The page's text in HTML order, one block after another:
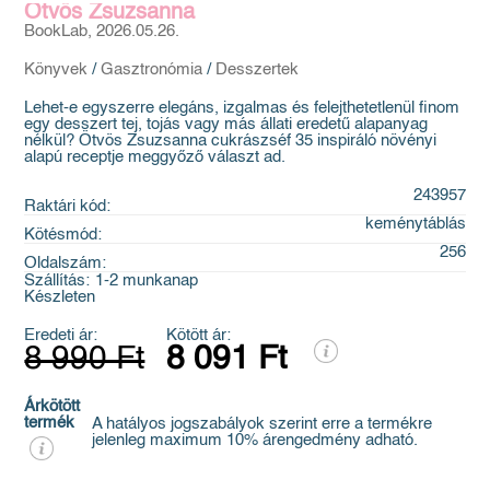
Ötvös Zsuzsanna
BookLab, 2026.05.26.
Könyvek / Gasztronómia / Desszertek
Lehet-e egyszerre elegáns, izgalmas és felejthetetlenül finom
egy desszert tej, tojás vagy más állati eredetű alapanyag
nélkül? Ötvös Zsuzsanna cukrászséf 35 inspiráló növényi
alapú receptje meggyőző választ ad.
Raktári kód:
243957
Kötésmód:
keménytáblás
Oldalszám:
256
Szállítás: 1-2 munkanap
Készleten
Eredeti ár:
8 990 Ft
Kötött ár:
8 091 Ft
Árkötött
termék
A hatályos jogszabályok szerint erre a termékre
jelenleg maximum 10% árengedmény adható.